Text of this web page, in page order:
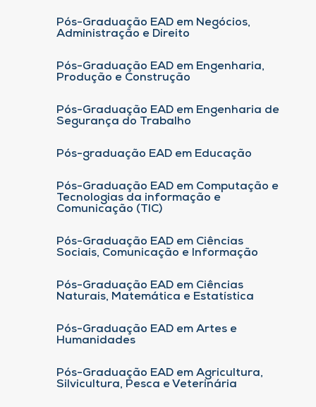
Pós-Graduação EAD em Negócios,
Administração e Direito
Pós-Graduação EAD em Engenharia,
Produção e Construção
Pós-Graduação EAD em Engenharia de
Segurança do Trabalho
Pós-graduação EAD em Educação
Pós-Graduação EAD em Computação e
Tecnologias da informação e
Comunicação (TIC)
Pós-Graduação EAD em Ciências
Sociais, Comunicação e Informação
Pós-Graduação EAD em Ciências
Naturais, Matemática e Estatística
Pós-Graduação EAD em Artes e
Humanidades
Pós-Graduação EAD em Agricultura,
Silvicultura, Pesca e Veterinária